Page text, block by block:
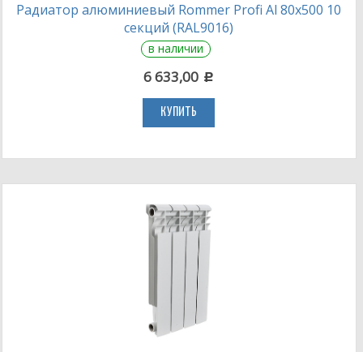
Радиатор алюминиевый Rommer Profi Al 80х500 10
секций (RAL9016)
в наличии
6 633,00 c
КУПИТЬ